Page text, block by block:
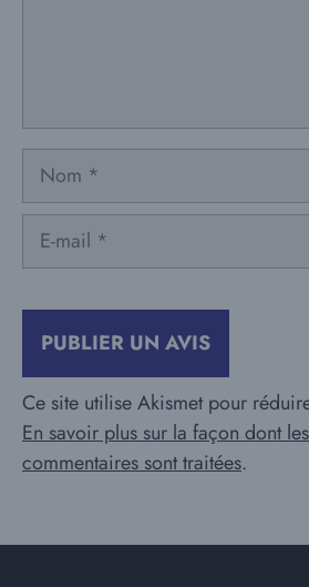
Nom
Ce site utilise Akismet pour
En savoir plus sur la façon dont
commentaires sont traitées.